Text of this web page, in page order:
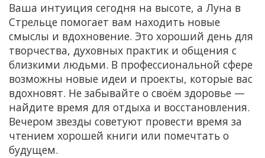
Ваша интуиция сегодня на высоте, а Луна в
Стрельце помогает вам находить новые
смыслы и вдохновение. Это хороший день для
творчества, духовных практик и общения с
близкими людьми. В профессиональной сфере
возможны новые идеи и проекты, которые вас
вдохновят. Не забывайте о своём здоровье —
найдите время для отдыха и восстановления.
Вечером звезды советуют провести время за
чтением хорошей книги или помечтать о
будущем.